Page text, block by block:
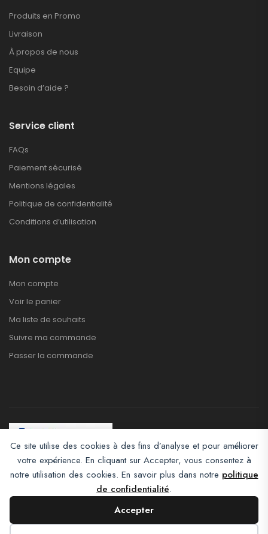
Ce site utilise des cookies à des fins d’analyse et pour améliorer
votre expérience. En cliquant sur Accepter, vous consentez à
notre utilisation des cookies. En savoir plus dans notre politique
de confidentialité.
Accepter
Produits en Promo
Livraison
À propos de nous
Equipe
Besoin d’aide ?
Service client
FAQs
Paiement sécurisé
Mentions légales
Politique de confidentialité
Conditions d’utilisation
Mon compte
Mon compte
Voir le panier
Ma liste de souhaits
Suivre ma commande
Passer la commande
Afroclass eCommerce © 2026. All Rights Reserved